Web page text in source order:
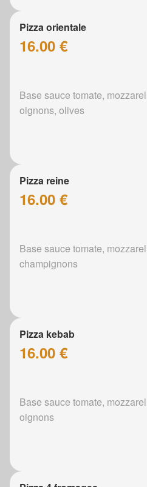
Pizza orientale
16.00 €
Base sauce tomate,
oignons, olives
Pizza reine
16.00 €
Base sauce tomate,
champignons
Pizza kebab
16.00 €
Base sauce tomate,
oignons